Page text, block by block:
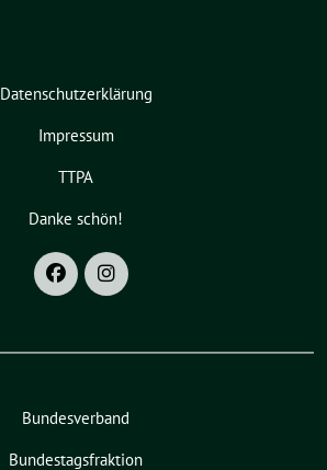
Datenschutzerklärung
Impressum
TTPA
Danke schön!
Bundesverband
Bundestagsfraktion